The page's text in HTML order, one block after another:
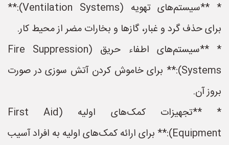
* **سیستم‌های تهویه (Ventilation Systems):**
برای حذف گرد و غبار، گازها و بخارات مضر از محیط کار.
* **سیستم‌های اطفاء حریق (Fire Suppression
Systems):** برای خاموش کردن آتش سوزی در صورت
بروز آن.
* **تجهیزات کمک‌های اولیه (First Aid
Equipment):** برای ارائه کمک‌های اولیه به افراد آسیب